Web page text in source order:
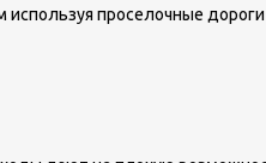
проселочные